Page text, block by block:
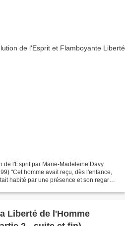
l'Esprit par Marie-Madeleine Davy.
"Cet homme avait reçu, dès l'enfance,
habité par une présence et son regard,
Liberté de l'Homme